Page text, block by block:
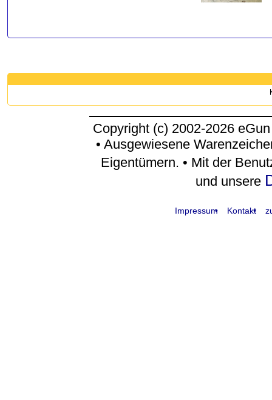
Copyright (c) 2002-2026
• Ausgewiesene
Eigentümern. • Mit der
und unsere
Impressum Kontakt